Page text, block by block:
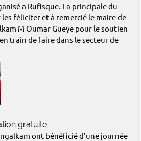
a Rufisque. La principale du
féliciter et à remercié le maire de
M Oumar Gueye pour le soutien
train de faire dans le secteur de
gratuite
ont bénéficié d’une journée